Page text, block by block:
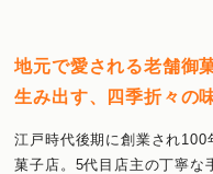
地元で愛される老舗御
生み出す、四季折々の
江戸時代後期に創業され100
菓子店。5代目店主の丁寧な